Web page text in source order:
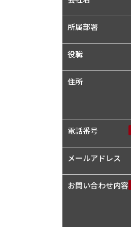
所属部署
役職
住所
電話番号
メールアドレス
お問い合わせ内容